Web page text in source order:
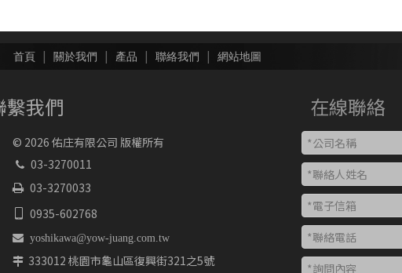
首頁 | 關於我們 | 產品 | 聯絡我們 | 網站地圖
繫我們
© 2026 佑庄有限公司 版權所有
 03-3270011
 03-3270033
0935-602768
 yoshikawa@yow-juang.com.tw
 333012 桃園市龜山區復興街321之5號
在線聯絡